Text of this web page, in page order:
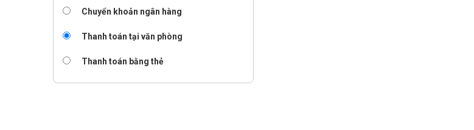
Chuyển khoản ngân hàng
Thanh toán tại văn phòng
Thanh toán bằng thẻ